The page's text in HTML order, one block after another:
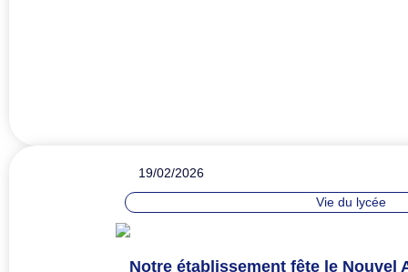
19/02/2026
Vie du lycée
Notre établissement fête le Nouvel